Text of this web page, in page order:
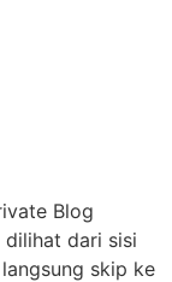
Blog
dari sisi
skip ke